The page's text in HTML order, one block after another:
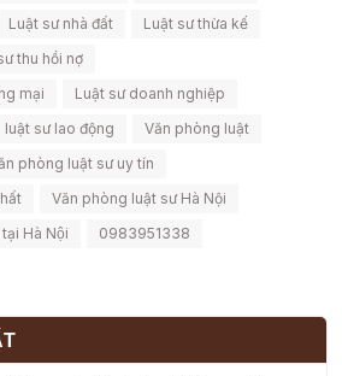
Luật sư nhà đất
Luật sư thừa kế
thu hồi nợ
mại
Luật sư doanh nghiệp
luật sư lao động
Văn phòng luật
phòng luật sư uy tín
Văn phòng luật sư Hà Nội
Hà Nội
0983951338